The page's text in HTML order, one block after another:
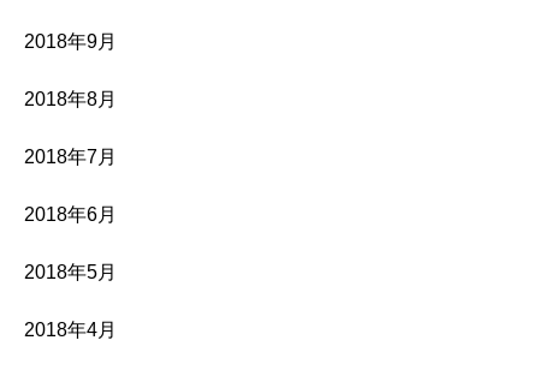
2018年9月
2018年8月
2018年7月
2018年6月
2018年5月
2018年4月